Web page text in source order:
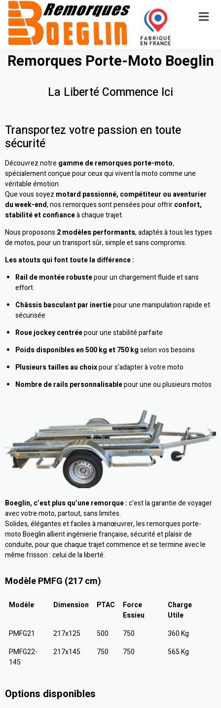
Remorques Porte-Moto Boeglin
La Liberté Commence Ici
Transportez votre passion en toute
sécurité
Découvrez notre gamme de remorques porte-moto,
spécialement conçue pour ceux qui vivent la moto comme une
véritable émotion.
Que vous soyez motard passionné, compétiteur ou aventurier
du week-end, nos remorques sont pensées pour offrirconfort,
stabilité et confianceà chaque trajet.
Nous proposons 2 modèles performants, adaptés à tous les types
de motos, pour un transport sûr, simple et sans compromis.
Les atouts qui font toute la différence :
Rail de montée robustepour un chargement fluide et sans
effort
Châssis basculant par inertiepour une manipulation rapide et
sécurisée
Roue jockey centréepour une stabilité parfaite
Poids disponibles en 500 kg et 750 kgselon vos besoins
Plusieurs tailles au choixpour s’adapter à votre moto
Nombre de rails personnalisablepour une ou plusieurs motos
Boeglin, c’est plus qu’une remorque :c’est la garantie de voyager
avec votre moto, partout, sans limites.
Solides, élégantes et faciles à manœuvrer, les remorques porte-
moto Boeglin allient ingénierie française, sécurité et plaisir de
conduite, pour que chaque trajet commence et se termine avec le
même frisson : celui de la liberté.
Modèle PMFG (217 cm)
Modèle Dimension PTAC
Force
Essieu
Charge
Utile
PMFG21
217x125 500 750
360 Kg
PMFG22-
145
217x145 750 750 565 Kg
Options disponibles